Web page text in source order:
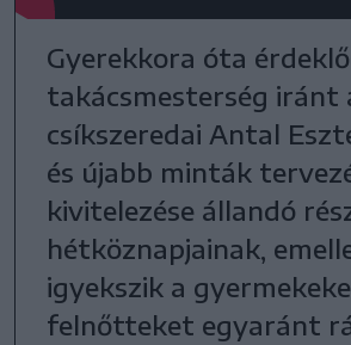
Gyerekkora óta
takácsmesterség iránt
csíkszeredai Antal
és újabb minták
kivitelezése állandó
hétköznapjainak,
igyekszik a
felnőtteket egyaránt